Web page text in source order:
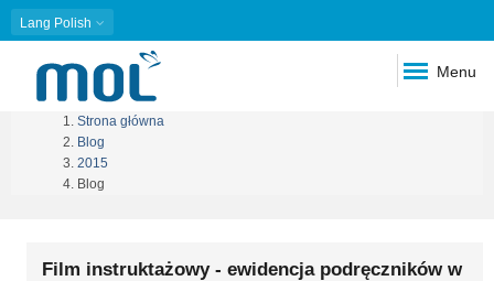
Lang Polish
Menu
Ścieżka
nawigacyjna
Strona główna
Blog
2015
Blog
Film instruktażowy - ewidencja podręczników w